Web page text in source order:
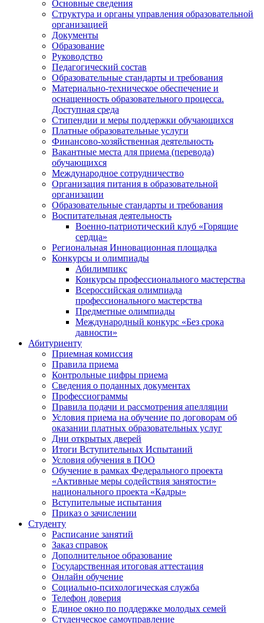
Основные сведения
Структура и органы управления образовательной
организацией
Документы
Образование
Руководство
Педагогический состав
Образовательные стандарты и требования
Материально-техническое обеспечение и
оснащенность образовательного процесса.
Доступная среда
Стипендии и меры поддержки обучающихся
Платные образовательные услуги
Финансово-хозяйственная деятельность
Вакантные места для приема (перевода)
обучающихся
Международное сотрудничество
Организация питания в образовательной
организации
Образовательные стандарты и требования
Воспитательная деятельность
Военно-патриотический клуб «Горящие
сердца»
Региональная Инновационная площадка
Конкурсы и олимпиады
Абилимпикс
Конкурсы профессионального мастерства
Всероссийская олимпиада
профессионального мастерства
Предметные олимпиады
Международный конкурс «Без срока
давности»
Абитуриенту
Приемная комиссия
Правила приема
Контрольные цифры приема
Сведения о поданных документах
Профессиограммы
Правила подачи и рассмотрения апелляции
Условия приема на обучение по договорам об
оказании платных образовательных услуг
Дни открытых дверей
Итоги Вступительных Испытаний
Условия обучения в ПОО
Обучение в рамках Федерального проекта
«Активные меры содействия занятости»
национального проекта «Кадры»
Вступительные испытания
Приказ о зачислении
Студенту
Расписание занятий
Заказ справок
Дополнительное образование
Государственная итоговая аттестация
Онлайн обучение
Социально-психологическая служба
Телефон доверия
Единое окно по поддержке молодых семей
Студенческое самоуправление